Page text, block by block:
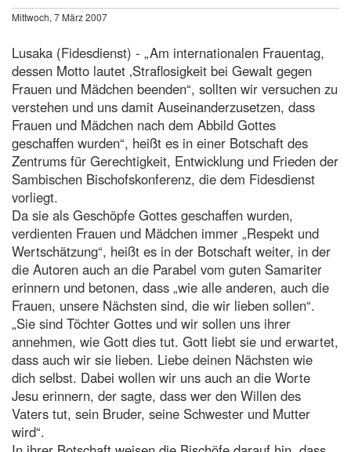
Mittwoch, 7 März 2007
Lusaka (Fidesdienst) - „Am internationalen Frauentag,
dessen Motto lautet ‚Straflosigkeit bei Gewalt gegen
Frauen und Mädchen beenden“, sollten wir versuchen zu
verstehen und uns damit Auseinanderzusetzen, dass
Frauen und Mädchen nach dem Abbild Gottes
geschaffen wurden“, heißt es in einer Botschaft des
Zentrums für Gerechtigkeit, Entwicklung und Frieden der
Sambischen Bischofskonferenz, die dem Fidesdienst
vorliegt.
Da sie als Geschöpfe Gottes geschaffen wurden,
verdienten Frauen und Mädchen immer „Respekt und
Wertschätzung“, heißt es in der Botschaft weiter, in der
die Autoren auch an die Parabel vom guten Samariter
erinnern und betonen, dass „wie alle anderen, auch die
Frauen, unsere Nächsten sind, die wir lieben sollen“.
„Sie sind Töchter Gottes und wir sollen uns ihrer
annehmen, wie Gott dies tut. Gott liebt sie und erwartet,
dass auch wir sie lieben. Liebe deinen Nächsten wie
dich selbst. Dabei wollen wir uns auch an die Worte
Jesu erinnern, der sagte, dass wer den Willen des
Vaters tut, sein Bruder, seine Schwester und Mutter
wird“.